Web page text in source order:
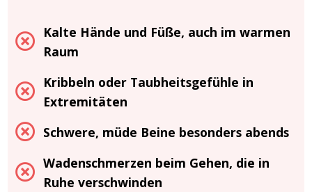
Kalte Hände und Füße, auch im warmen
Raum
Kribbeln oder Taubheitsgefühle in
Extremitäten
Schwere, müde Beine besonders abends
Wadenschmerzen beim Gehen, die in
Ruhe verschwinden